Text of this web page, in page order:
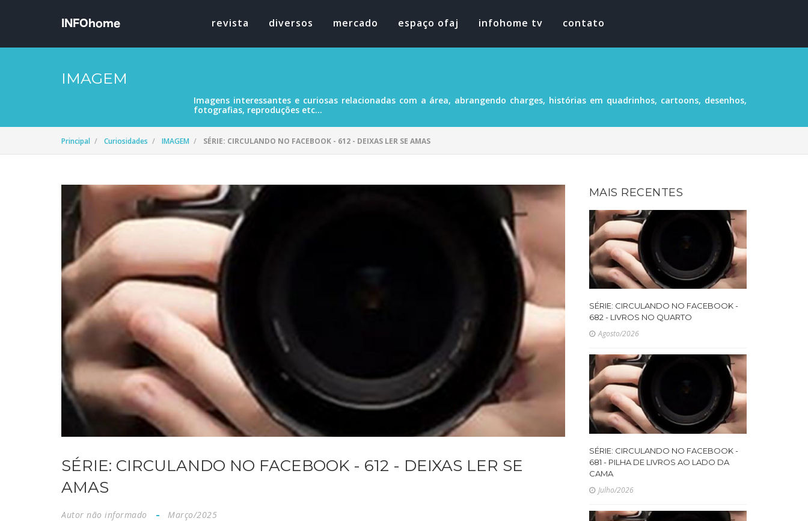
revista diversos mercado espaço ofaj infohome tv contato
IMAGEM
Imagens interessantes e curiosas relacionadas com a área, abrangendo charges, histórias em quadrinhos, cartoons, desenhos,
fotografias, reproduções etc...
Principal Curiosidades IMAGEM SÉRIE: CIRCULANDO NO FACEBOOK - 612 - DEIXAS LER SE AMAS
SÉRIE: CIRCULANDO NO FACEBOOK - 612 - DEIXAS LER SE
AMAS
Autor não informado Março/2025
MAIS RECENTES
SÉRIE: CIRCULANDO NO FACEBOOK -
682 - LIVROS NO QUARTO
Agosto/2026
SÉRIE: CIRCULANDO NO FACEBOOK -
681 - PILHA DE LIVROS AO LADO DA
CAMA
Julho/2026